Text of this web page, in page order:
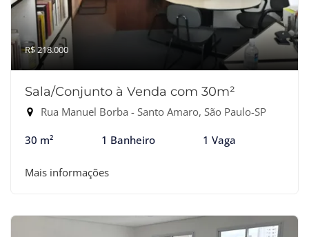
R$ 218.000
Sala/Conjunto à Venda com 30m²
Rua Manuel Borba - Santo Amaro, São Paulo-SP
30 m² 1 Banheiro 1 Vaga
Mais informações